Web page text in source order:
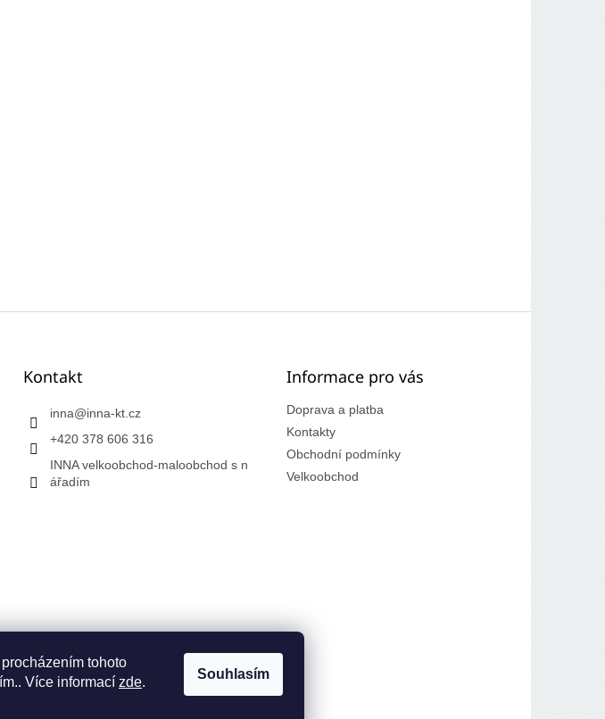
tohoto
Více informací zde.
Souhlasím
Kontakt
inna@inna-kt.cz
+420 378 606 316
INNA velkoobchod-maloobchod s n
ářadím
Informace pro vás
Doprava a platba
Kontakty
Obchodní podmínky
Velkoobchod